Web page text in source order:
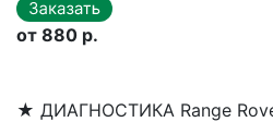
от 880 р.
★ ДИАГНОСТИКА Range